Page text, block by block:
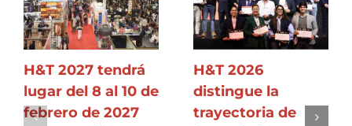
H&T 2027 tendrá
lugar del 8 al 10 de
febrero de 2027
H&T 2026
distingue la
trayectoria de